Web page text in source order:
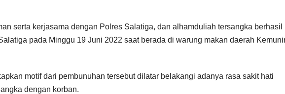
serta kerjasama dengan Polres Salatiga, dan alhamduliah tersangka berhasil
pada Minggu 19 Juni 2022 saat berada di warung makan daerah
motif dari pembunuhan tersebut dilatar belakangi adanya rasa sakit hati
dengan korban.